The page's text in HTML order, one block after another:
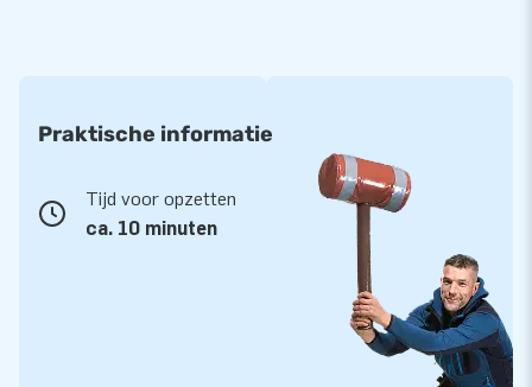
Door het handzame formaat is dit model ideaal voor
verhuurders die een klein maar spectaculair fluor
springkasteel willen toevoegen aan hun assortiment.
JB Inflatables staat voor service en kwaliteit
Met JB Inflatables kies je voor kwaliteit die lang meegaat. Al
onze inflatables worden vervaardigd uit sterk PVC met
verstevigde stiksels zodat het springkasteel tegen intensief
verhuurgebruik kan. Je profiteert van snelle levering uit
Praktische informatie
Tijd voor opzetten
ca. 10 minuten